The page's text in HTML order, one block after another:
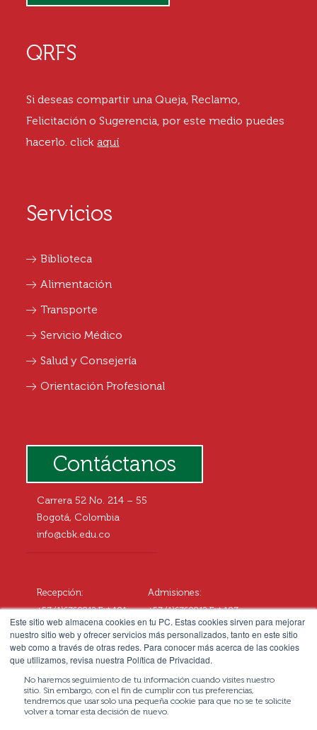
Este sitio web almacena cookies en tu PC. Estas cookies sirven para mejorar
nuestro sitio web y ofrecer servicios más personalizados, tanto en este sitio
web como a través de otras redes. Para conocer más acerca de las cookies
que utilizamos, revisa nuestra Política de Privacidad.
No haremos seguimiento de tu información cuando visites nuestro
sitio. Sin embargo, con el fin de cumplir con tus preferencias,
tendremos que usar solo una pequeña cookie para que no se te solicite
volver a tomar esta decisión de nuevo.
QRFS
Si deseas compartir una Queja, Reclamo,
Felicitación o Sugerencia, por este medio puedes
hacerlo. clickaquí
Servicios
Biblioteca
Alimentación
Transporte
Servicio Médico
Salud y Consejería
Orientación Profesional
Contáctanos
Carrera 52 No. 214 – 55
Bogotá, Colombia
info@cbk.edu.co
Recepción:
+57 (1)6760812 Ext.101
+57 3057677108
Admisiones:
+57 (1)6760812 Ext.107
+57 3102545414